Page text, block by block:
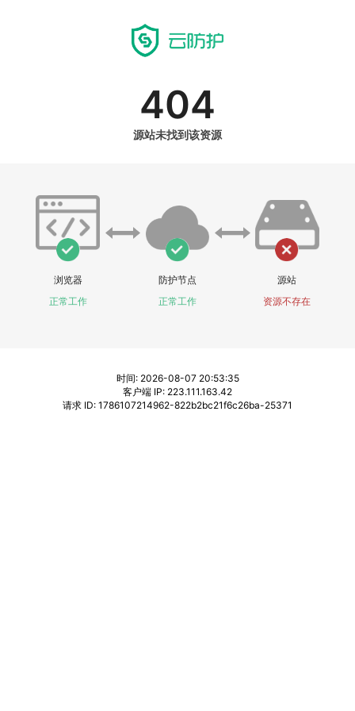
404
源站未找到该资源
浏览器
正常工作
防护节点
正常工作
源站
资源不存在
时间: 2026-08-07 20:53:35
客户端 IP: 223.111.163.42
请求 ID: 1786107214962-822b2bc21f6c26ba-25371